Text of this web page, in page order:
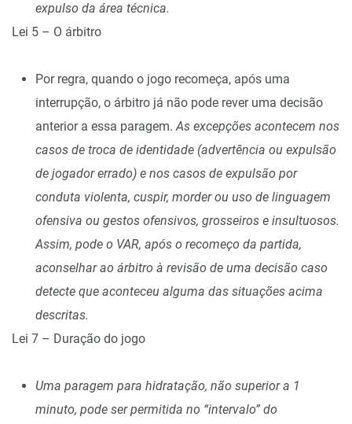
expulso da área técnica.
Lei 5 – O árbitro
Por regra, quando o jogo recomeça, após uma
interrupção, o árbitro já não pode rever uma decisão
anterior a essa paragem.As excepções acontecem nos
casos de troca de identidade (advertência ou expulsão
de jogador errado) e nos casos de expulsão por
conduta violenta, cuspir, morder ou uso de linguagem
ofensiva ou gestos ofensivos, grosseiros e insultuosos.
Assim, pode o VAR, após o recomeço da partida,
aconselhar ao árbitro à revisão de uma decisão caso
detecte que aconteceu alguma das situações acima
descritas.
Lei 7 – Duração do jogo
Uma paragem para hidratação, não superior a 1
minuto, pode ser permitida no “intervalo” do